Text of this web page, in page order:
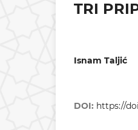
TRI
Isnam Taljić
DOI: https://